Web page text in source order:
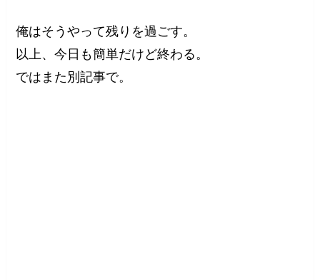
俺はそうやって残りを過ごす。
以上、今日も簡単だけど終わる。
ではまた別記事で。